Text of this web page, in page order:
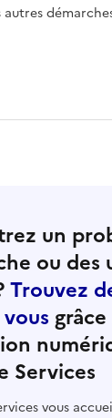
un
ou des
Trouvez
Services
vous